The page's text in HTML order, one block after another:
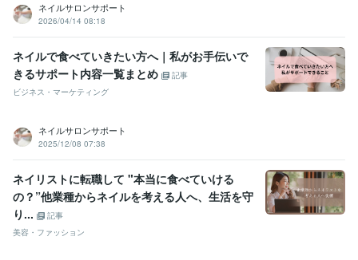
ネイルサロンサポート
2026/04/14 08:18
ネイルで食べていきたい方へ｜私がお手伝いで
きるサポート内容一覧まとめ
記事
ビジネス・マーケティング
ネイルサロンサポート
2025/12/08 07:38
ネイリストに転職して "本当に食べていける
の？”他業種からネイルを考える人へ、生活を守
り...
記事
美容・ファッション